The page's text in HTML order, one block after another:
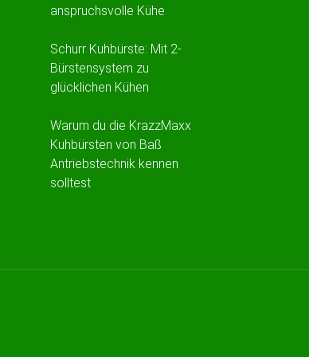
anspruchsvolle Kühe
Schurr Kuhbürste: Mit 2-
Bürstensystem zu
glücklichen Kühen
Warum du die KrazzMaxx
Kuhbürsten von Baß
Antriebstechnik kennen
solltest